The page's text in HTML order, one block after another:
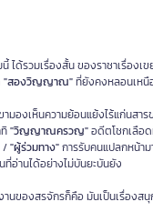
นี้ ได้รวมเรื่องสั้น ของราชาเรื่อ
"สองวิญญาณ"ที่ยังคงหลอนเหนื
มองเห็นความย้อนแย้งไร้แก่นส
"วิญญาณครวญ"อดีตโชกเลือ
/"ผู้ร่วมทาง"การรับคนแปลกหน้า
อ่านได้อย่างไม่บันยะบันยัง
ของสรจักรก็คือ มันเป็นเรื่องสนุ